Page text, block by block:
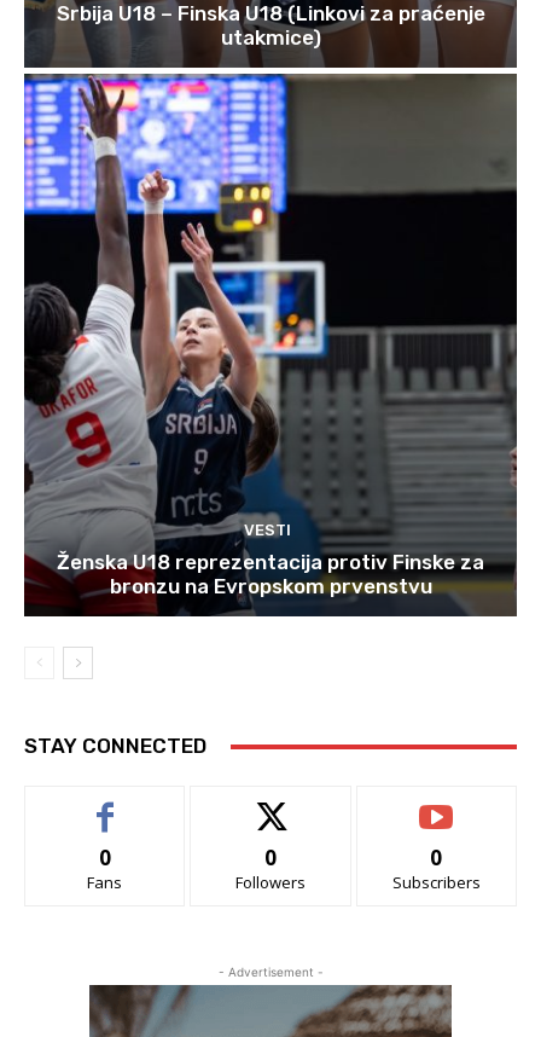
Srbija U18 – Finska U18 (Linkovi za praćenje
utakmice)
VESTI
Ženska U18 reprezentacija protiv Finske za
bronzu na Evropskom prvenstvu
STAY CONNECTED
0
Fans
0
Followers
0
Subscribers
- Advertisement -